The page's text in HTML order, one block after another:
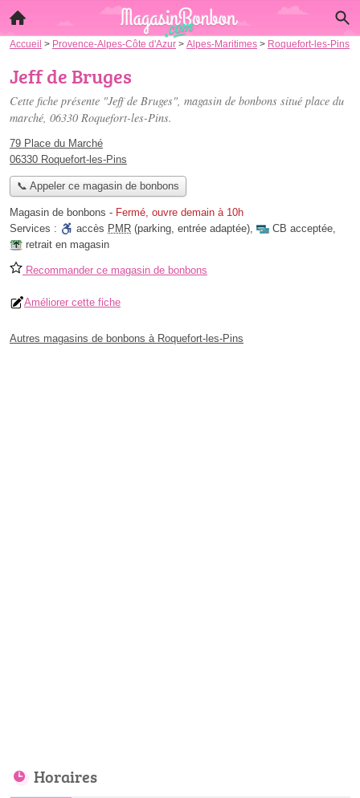
Accueil > Provence-Alpes-Côte d'Azur > Alpes-Maritimes > Roquefort-les-Pins
Jeff de Bruges
Cette fiche présente "Jeff de Bruges", magasin de bonbons situé place du
marché, 06330 Roquefort-les-Pins.
79 Place du Marché
06330 Roquefort-les-Pins
📞 Appeler ce magasin de bonbons
Magasin de bonbons - Fermé, ouvre demain à 10h
Services :
accès PMR (parking, entrée adaptée), CB acceptée,
retrait en magasin
Recommander ce magasin de bonbons
Améliorer cette fiche
Autres magasins de bonbons à Roquefort-les-Pins
Horaires